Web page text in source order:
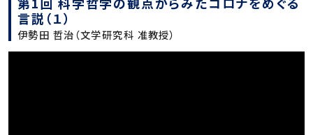
言説（１）
伊勢田 哲治（文学研究科 准教授）